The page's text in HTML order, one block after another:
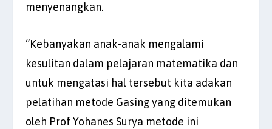
menyenangkan.
“Kebanyakan anak-anak mengalami
kesulitan dalam pelajaran matematika dan
untuk mengatasi hal tersebut kita adakan
pelatihan metode Gasing yang ditemukan
oleh Prof Yohanes Surya metode ini